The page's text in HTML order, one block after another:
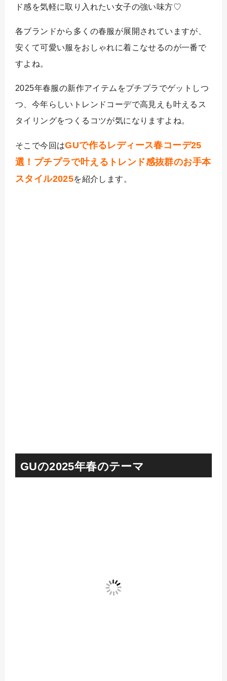
ド感を気軽に取り入れたい女子の強い味方♡
各ブランドから多くの春服が展開されていますが、
安くて可愛い服をおしゃれに着こなせるのが一番で
すよね。
2025年春服の新作アイテムをプチプラでゲットしつ
つ、今年らしいトレンドコーデで高見えも叶えるス
タイリングをつくるコツが気になりますよね。
そこで今回はGUで作るレディース春コーデ25
選！プチプラで叶えるトレンド感抜群のお手本
スタイル2025を紹介します。
GUの2025年春のテーマ